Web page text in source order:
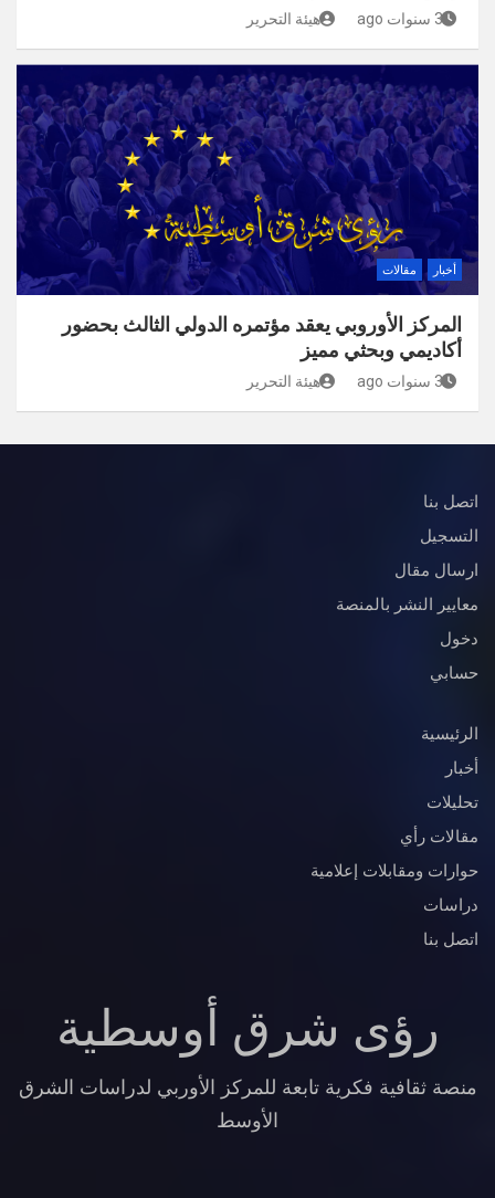
3 سنوات ago هيئة التحرير
أخبار مقالات
المركز الأوروبي يعقد مؤتمره الدولي الثالث بحضور
أكاديمي وبحثي مميز
3 سنوات ago هيئة التحرير
اتصل بنا
التسجيل
ارسال مقال
معايير النشر بالمنصة
دخول
حسابي
الرئيسية
أخبار
تحليلات
مقالات رأي
حوارات ومقابلات إعلامية
دراسات
اتصل بنا
رؤى شرق أوسطية
منصة ثقافية فكرية تابعة للمركز الأوربي لدراسات الشرق
الأوسط